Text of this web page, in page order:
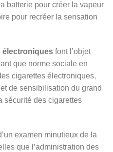
batterie pour créer la vapeur
pour recréer la sensation
électroniques font l’objet
que norme sociale en
cigarettes électroniques,
de sensibilisation du grand
sécurité des cigarettes
examen minutieux de la
que l’administration des